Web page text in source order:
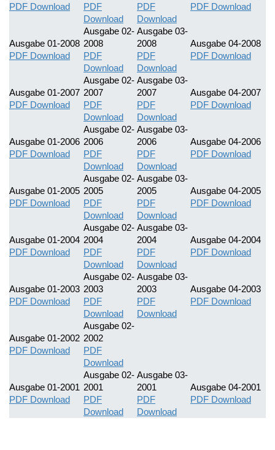
PDF Download
PDF
Download
PDF
Download
PDF Download
Ausgabe 01-2008
PDF Download
Ausgabe 02-
2008
PDF
Download
Ausgabe 03-
2008
PDF
Download
Ausgabe 04-2008
PDF Download
Ausgabe 01-2007
PDF Download
Ausgabe 02-
2007
PDF
Download
Ausgabe 03-
2007
PDF
Download
Ausgabe 04-2007
PDF Download
Ausgabe 01-2006
PDF Download
Ausgabe 02-
2006
PDF
Download
Ausgabe 03-
2006
PDF
Download
Ausgabe 04-2006
PDF Download
Ausgabe 01-2005
PDF Download
Ausgabe 02-
2005
PDF
Download
Ausgabe 03-
2005
PDF
Download
Ausgabe 04-2005
PDF Download
Ausgabe 01-2004
PDF Download
Ausgabe 02-
2004
PDF
Download
Ausgabe 03-
2004
PDF
Download
Ausgabe 04-2004
PDF Download
Ausgabe 01-2003
PDF Download
Ausgabe 02-
2003
PDF
Download
Ausgabe 03-
2003
PDF
Download
Ausgabe 04-2003
PDF Download
Ausgabe 01-2002
PDF Download
Ausgabe 02-
2002
PDF
Download
Ausgabe 01-2001
PDF Download
Ausgabe 02-
2001
PDF
Download
Ausgabe 03-
2001
PDF
Download
Ausgabe 04-2001
PDF Download